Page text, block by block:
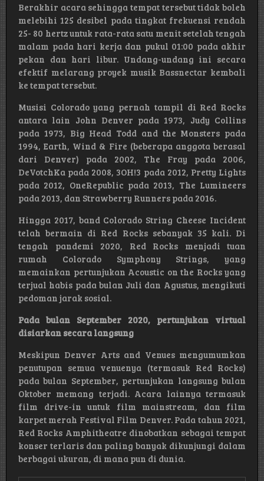
Berakhir acara sehingga tempat tersebut tidak boleh
melebihi 125 desibel pada tingkat frekuensi rendah
25- 80 hertz untuk rata-rata satu menit setelah tengah
malam pada hari kerja dan pukul 01:00 pada akhir
pekan dan hari libur. Undang-undang ini secara
efektif melarang proyek musik Bassnectar kembali
ke tempat tersebut.
Musisi Colorado yang pernah tampil di Red Rocks
antara lain John Denver pada 1973, Judy Collins
pada 1973, Big Head Todd and the Monsters pada
1994, Earth, Wind & Fire (beberapa anggota berasal
dari Denver) pada 2002, The Fray pada 2006,
DeVotchKa pada 2008, 3OH!3 pada 2012, Pretty Lights
pada 2012, OneRepublic pada 2013, The Lumineers
pada 2013, dan Strawberry Runners pada 2016.
Hingga 2017, band Colorado String Cheese Incident
telah bermain di Red Rocks sebanyak 35 kali. Di
tengah pandemi 2020, Red Rocks menjadi tuan
rumah Colorado Symphony Strings, yang
memainkan pertunjukan Acoustic on the Rocks yang
terjual habis pada bulan Juli dan Agustus, mengikuti
pedoman jarak sosial.
Pada bulan September 2020, pertunjukan virtual
disiarkan secara langsung
Meskipun Denver Arts and Venues mengumumkan
penutupan semua venuenya (termasuk Red Rocks)
pada bulan September, pertunjukan langsung bulan
Oktober memang terjadi. Acara lainnya termasuk
film drive-in untuk film mainstream, dan film
karpet merah Festival Film Denver. Pada tahun 2021,
Red Rocks Amphitheatre dinobatkan sebagai tempat
konser terlaris dan paling banyak dikunjungi dalam
berbagai ukuran, di mana pun di dunia.